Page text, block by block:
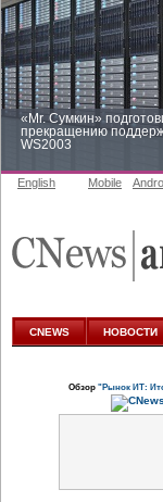
«Mr. Сумкин»
прекращению
WS2003
аналитике
English Mobile
CNEWS НОВОСТИ
Обзор "Рынок ИТ: